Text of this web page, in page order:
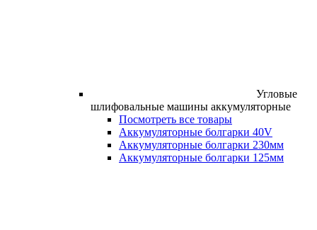
Угловые
шлифовальные машины аккумуляторные
Посмотреть все товары
Аккумуляторные болгарки 40V
Аккумуляторные болгарки 230мм
Аккумуляторные болгарки 125мм